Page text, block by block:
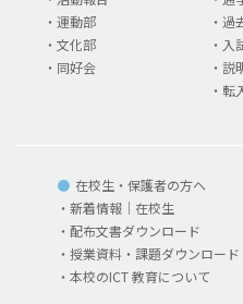
運動部
文化部
同好会
過
入
説
転
在校生・保護者の方へ
新着情報｜在校生
配布文書ダウンロード
授業資料・課題ダウンロード
本校のICT 教育について